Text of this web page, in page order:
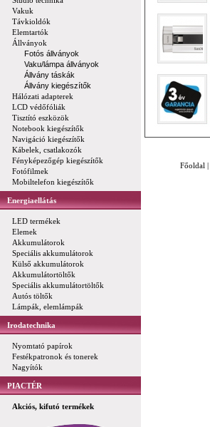
Vakuk
Távkioldók
Elemtartók
Állványok
Fotós állványok
Vaku/lámpa állványok
Állvány táskák
Állvány kiegészítők
Hálózati adapterek
LCD védőfóliák
Tisztító eszközök
Notebook kiegészítők
Navigáció kiegészítők
Kábelek, csatlakozók
Fényképezőgép kiegészítők
Fotófilmek
Mobiltelefon kiegészítők
Energiaellátás
LED termékek
Elemek
Akkumulátorok
Speciális akkumulátorok
Külső akkumulátorok
Akkumulátortöltők
Speciális akkumulátortöltők
Autós töltők
Lámpák, elemlámpák
Irodatechnika
Nyomtató papírok
Festékpatronok és tonerek
Nagyítók
PIACTÉR
Akciós, kifutó termékek
Főoldal |